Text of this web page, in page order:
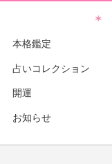
本格鑑定
占いコレクション
開運
お知らせ